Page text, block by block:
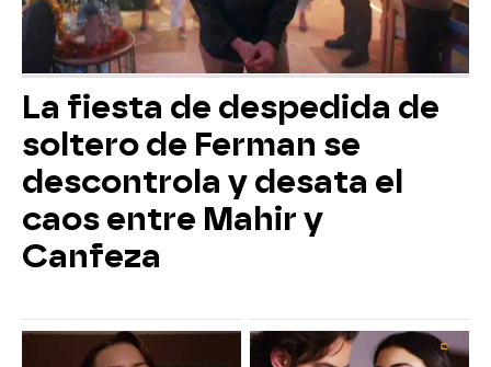
La fiesta de despedida de
soltero de Ferman se
descontrola y desata el
caos entre Mahir y
Canfeza